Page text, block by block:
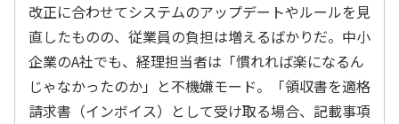
改正に合わせてシステムのアップデートやルールを見
直したものの、従業員の負担は増えるばかりだ。中小
企業のA社でも、経理担当者は「慣れれば楽になるん
じゃなかったのか」と不機嫌モード。「領収書を適格
請求書（インボイス）として受け取る場合、記載事項